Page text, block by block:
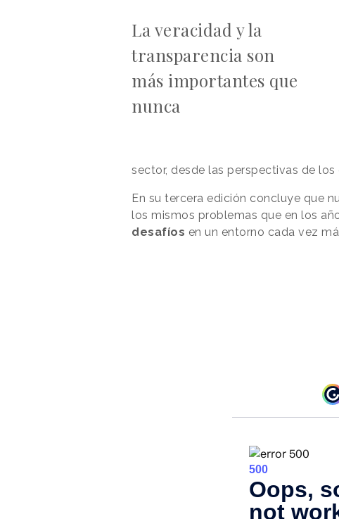
La veracidad y la
transparencia son
más importantes que
nunca
sector, desde las perspectivas de
En su tercera edición concluye que
los mismos problemas que en los
desafíos en un entorno cada vez